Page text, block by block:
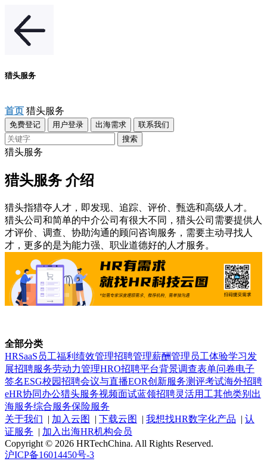
猎头服务
首页 猎头服务
免费登记 用户登录 出海需求
联系我们
搜索
猎头服务
猎头服务 介绍
猎头指猎夺人才，即发现、追踪、评价、甄选和高级人才。
猎头公司和简单的中介公司有很大不同，猎头公司需要提供人
才评价、调查、协助沟通的顾问咨询服务，需要主动寻找人
才，更多的是为能力强、职业道德好的人才服务。
全部分类
HRSaaS 员工福利 绩效管理招聘管理薪酬管理 员工体验学习发
展招聘服务劳动力管理HRO招聘平台背景调查表单问卷电子
签名ESG校园招聘会议与直播EOR创新服务测评考试海外招聘
eHR协同办公猎头服务视频面试蓝领招聘灵活用工其他类别 出
海服务综合服务保险服务
关于我们 | 加入云图 | 下载云图 | 我想找HR数字化产品 | 认
证服务 | 加入出海HR机构会员
Copyright © 2026 HRTechChina. All Rights Reserved.
沪ICP备16014450号-3